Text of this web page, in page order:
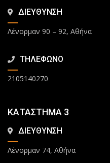
ΔΙΕΥΘΥΝΣΗ
Λένορμαν 90 – 92, Αθήνα
ΤΗΛΕΦΩΝΟ
2105140270
ΚΑΤΑΣΤΗΜΑ 3
ΔΙΕΥΘΥΝΣΗ
Λένορμαν 74, Αθήνα